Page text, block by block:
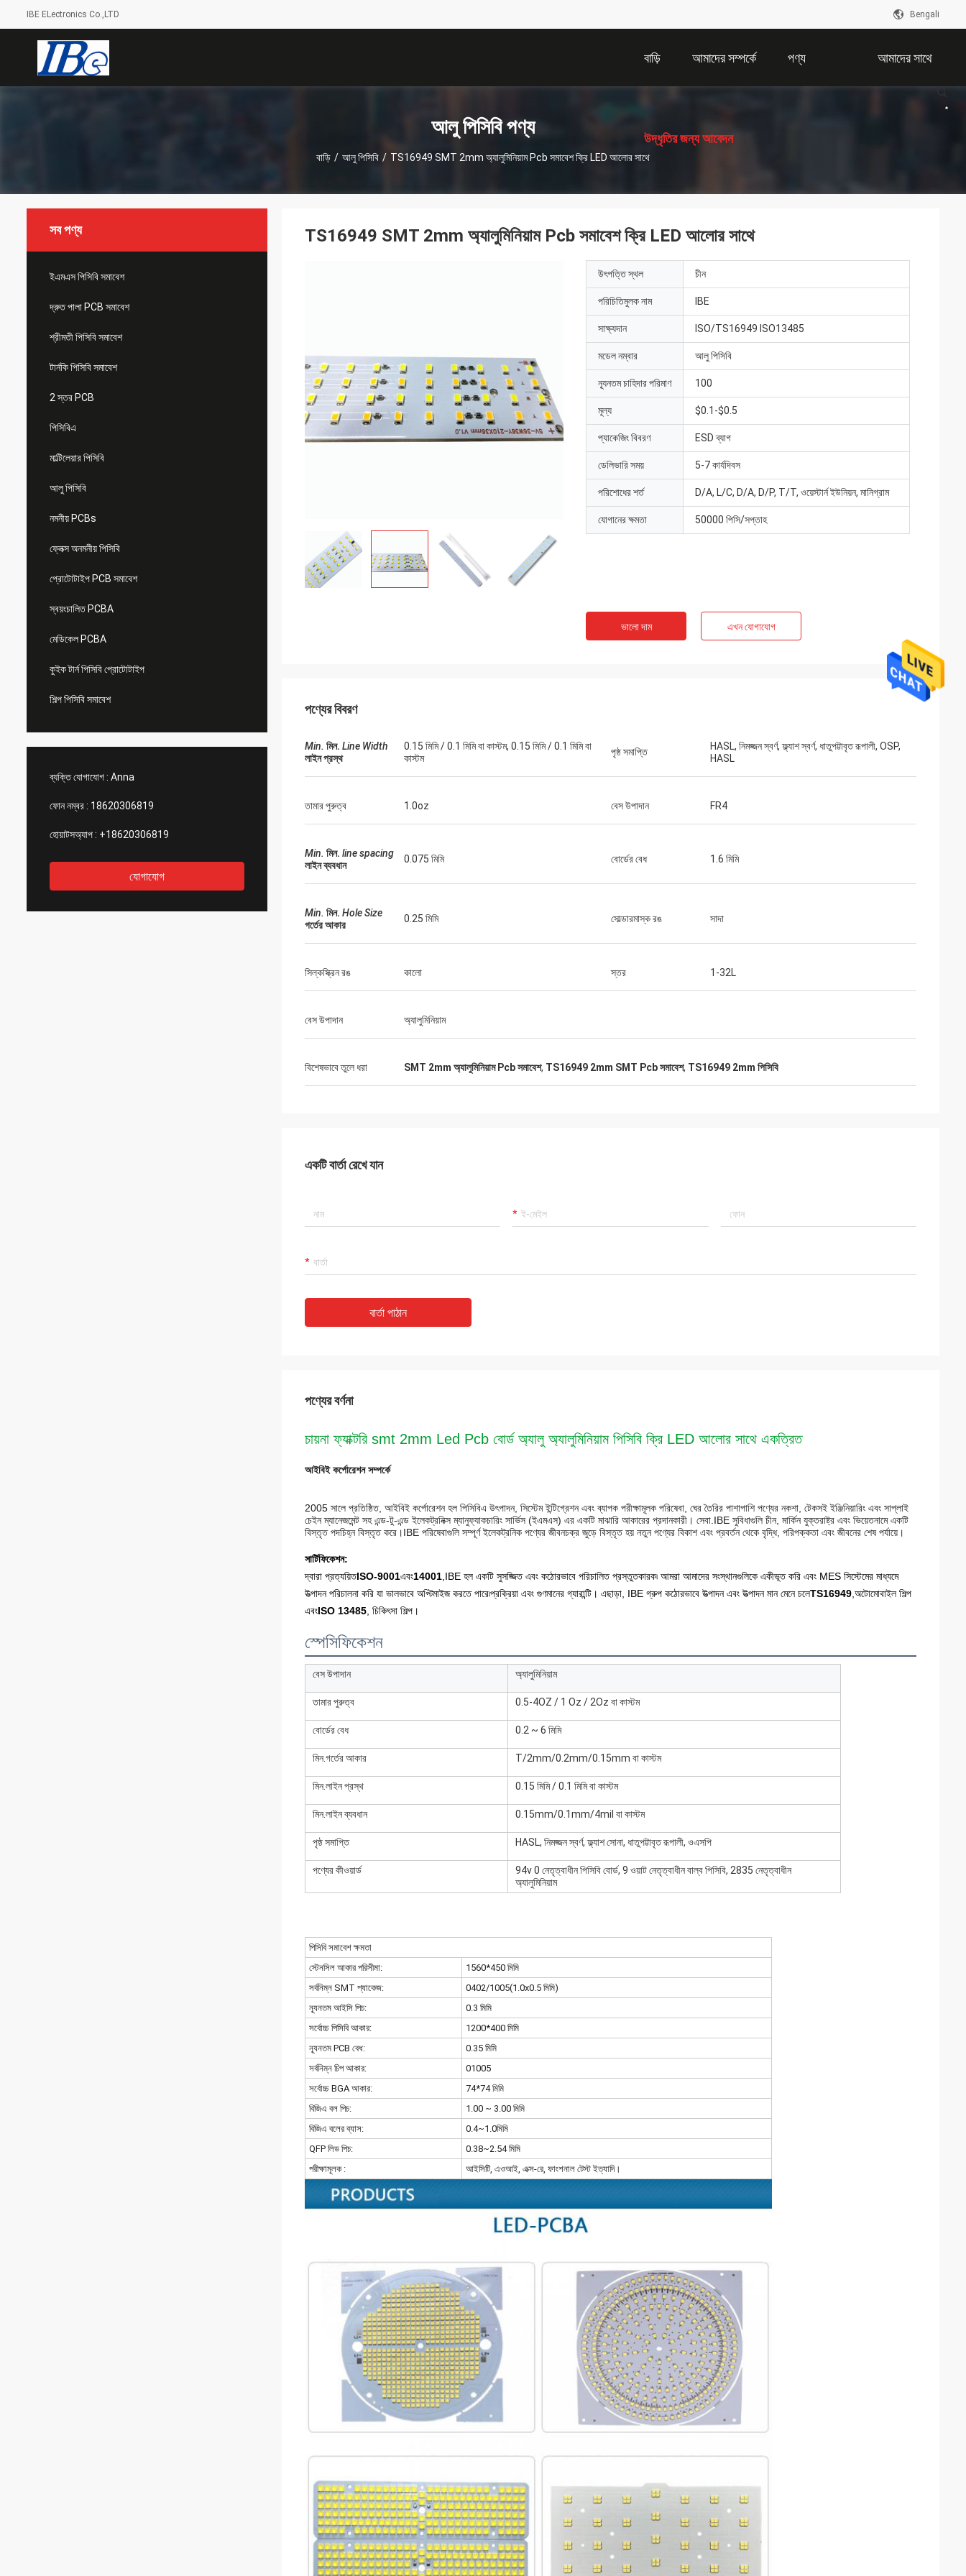
IBE ELectronics Co.,LTD Bengali
বাড়ি আমাদের সম্পর্কে পণ্য আমাদের সাথে
যোগাযোগ করুন
উদ্ধৃতির জন্য আবেদন
আলু পিসিবি পণ্য
বাড়ি / আলু পিসিবি / TS16949 SMT 2mm অ্যালুমিনিয়াম Pcb সমাবেশ ক্রি LED আলোর সাথে
সব পণ্য
ইএমএস পিসিবি সমাবেশ
দ্রুত পালা PCB সমাবেশ
শ্রীমতী পিসিবি সমাবেশ
টার্নকি পিসিবি সমাবেশ
2 স্তর PCB
পিসিবিএ
মাল্টিলেয়ার পিসিবি
আলু পিসিবি
নমনীয় PCBs
ফ্লেক্স অনমনীয় পিসিবি
প্রোটোটাইপ PCB সমাবেশ
স্বয়ংচালিত PCBA
মেডিকেল PCBA
কুইক টার্ন পিসিবি প্রোটোটাইপ
শিল্প পিসিবি সমাবেশ
ব্যক্তি যোগাযোগ : Anna
ফোন নম্বর : 18620306819
হোয়াটসঅ্যাপ : +18620306819
যোগাযোগ
TS16949 SMT 2mm অ্যালুমিনিয়াম Pcb সমাবেশ ক্রি LED আলোর সাথে
উৎপত্তি স্থল চীন
পরিচিতিমুলক নাম IBE
সাক্ষ্যদান ISO/TS16949 ISO13485
মডেল নম্বার আলু পিসিবি
ন্যূনতম চাহিদার পরিমাণ 100
মূল্য $0.1-$0.5
প্যাকেজিং বিবরণ ESD ব্যাগ
ডেলিভারি সময় 5-7 কার্যদিবস
পরিশোধের শর্ত D/A, L/C, D/A, D/P, T/T, ওয়েস্টার্ন ইউনিয়ন, মানিগ্রাম
যোগানের ক্ষমতা 50000 পিসি/সপ্তাহ
ভালো দাম এখন যোগাযোগ
পণ্যের বিবরণ
Min. মিন. Line Width
লাইন প্রস্থ
0.15 মিমি / 0.1 মিমি বা কাস্টম, 0.15 মিমি / 0.1 মিমি বা
কাস্টম
পৃষ্ঠ সমাপ্তি
HASL, নিমজ্জন স্বর্ণ, ফ্ল্যাশ স্বর্ণ, ধাতুপট্টাবৃত রূপালী, OSP,
HASL
তামার পুরুত্ব 1.0oz বেস উপাদান FR4
Min. মিন. line spacing
লাইন ব্যবধান
0.075 মিমি বোর্ডের বেধ 1.6 মিমি
Min. মিন. Hole Size
গর্তের আকার
0.25 মিমি সোল্ডারমাস্ক রঙ সাদা
সিল্কস্ক্রিন রঙ কালো স্তর 1-32L
বেস উপাদান অ্যালুমিনিয়াম
বিশেষভাবে তুলে ধরা SMT 2mm অ্যালুমিনিয়াম Pcb সমাবেশ, TS16949 2mm SMT Pcb সমাবেশ, TS16949 2mm পিসিবি
একটি বার্তা রেখে যান
বার্তা পাঠান
পণ্যের বর্ণনা
চায়না ফ্যাক্টরি smt 2mm Led Pcb বোর্ড অ্যালু অ্যালুমিনিয়াম পিসিবি ক্রি LED আলোর সাথে একত্রিত
আইবিই কর্পোরেশন সম্পর্কে
2005 সালে প্রতিষ্ঠিত, আইবিই কর্পোরেশন হল পিসিবিএ উৎপাদন, সিস্টেম ইন্টিগ্রেশন এবং ব্যাপক পরীক্ষামূলক পরিষেবা, ঘের তৈরির পাশাপাশি পণ্যের নকশা, টেকসই ইঞ্জিনিয়ারিং এবং সাপ্লাই
চেইন ম্যানেজমেন্ট সহ এন্ড-টু-এন্ড ইলেকট্রনিক্স ম্যানুফ্যাকচারিং সার্ভিস (ইএমএস) এর একটি মাঝারি আকারের প্রদানকারী। সেবা.IBE সুবিধাগুলি চীন, মার্কিন যুক্তরাষ্ট্র এবং ভিয়েতনামে একটি
বিস্তৃত পদচিহ্ন বিস্তৃত করে।IBE পরিষেবাগুলি সম্পূর্ণ ইলেকট্রনিক পণ্যের জীবনচক্র জুড়ে বিস্তৃত হয় নতুন পণ্যের বিকাশ এবং প্রবর্তন থেকে বৃদ্ধি, পরিপক্কতা এবং জীবনের শেষ পর্যায়ে।
সার্টিফিকেশন:
দ্বারা প্রত্যয়িতISO-9001এবং14001 ,IBE হল একটি সুসজ্জিত এবং কঠোরভাবে পরিচালিত প্রস্তুতকারক৷ আমরা আমাদের সংস্থানগুলিকে একীভূত করি এবং MES সিস্টেমের মাধ্যমে
উত্পাদন পরিচালনা করি যা ভালভাবে অপ্টিমাইজ করতে পারে৷প্রক্রিয়া এবং গুণমানের গ্যারান্টি। এছাড়া, IBE গ্রুপ কঠোরভাবে উত্পাদন এবং উত্পাদন মান মেনে চলেTS16949 ,অটোমোবাইল শিল্প
এবংISO 13485 , চিকিৎসা শিল্প।
স্পেসিফিকেশন
বেস উপাদান অ্যালুমিনিয়াম
তামার পুরুত্ব 0.5-4OZ / 1 Oz / 2Oz বা কাস্টম
বোর্ডের বেধ 0.2 ~ 6 মিমি
মিন.গর্তের আকার T/2mm/0.2mm/0.15mm বা কাস্টম
মিন.লাইন প্রস্থ 0.15 মিমি / 0.1 মিমি বা কাস্টম
মিন.লাইন ব্যবধান 0.15mm/0.1mm/4mil বা কাস্টম
পৃষ্ঠ সমাপ্তি HASL, নিমজ্জন স্বর্ণ, ফ্ল্যাশ সোনা, ধাতুপট্টাবৃত রূপালী, ওএসপি
পণ্যের কীওয়ার্ড
94v 0 নেতৃত্বাধীন পিসিবি বোর্ড, 9 ওয়াট নেতৃত্বাধীন বাল্ব পিসিবি, 2835 নেতৃত্বাধীন
অ্যালুমিনিয়াম
পিসিবি সমাবেশ ক্ষমতা
স্টেনসিল আকার পরিসীমা:
1560*450 মিমি
সর্বনিম্ন SMT প্যাকেজ:
0402/1005(1.0x0.5 মিমি)
ন্যূনতম আইসি পিচ:
0.3 মিমি
সর্বোচ্চ পিসিবি আকার:
1200*400 মিমি
ন্যূনতম PCB বেধ:
0.35 মিমি
সর্বনিম্ন চিপ আকার:
01005
সর্বোচ্চ BGA আকার:
74*74 মিমি
বিজিএ বল পিচ:
1.00 ~ 3.00 মিমি
বিজিএ বলের ব্যাস:
0.4~1.0মিমি
QFP লিড পিচ:
0.38~2.54 মিমি
পরীক্ষামূলক :
আইসিটি, এওআই, এক্স-রে, ফাংশনাল টেস্ট ইত্যাদি।